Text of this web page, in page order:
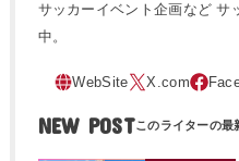
サッカーイベント企画など サ
中。
NEW POST